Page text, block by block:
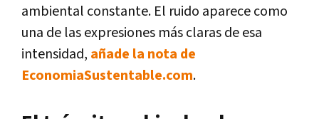
ambiental constante. El ruido aparece como
una de las expresiones más claras de esa
intensidad, añade la nota de
EconomiaSustentable.com.